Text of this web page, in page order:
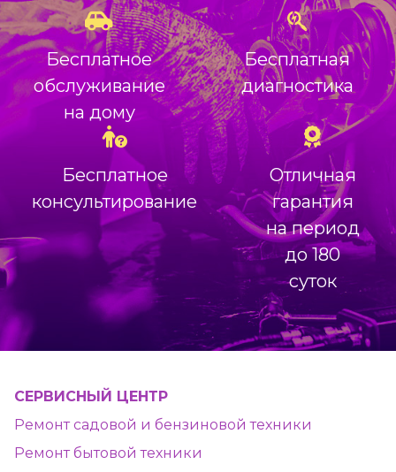
Бесплатное
обслуживание
на дому
Бесплатная
диагностика
Бесплатное
консультирование
Отличная
гарантия
на период
до 180
суток
СЕРВИСНЫЙ ЦЕНТР
Ремонт садовой и бензиновой техники
Ремонт бытовой техники